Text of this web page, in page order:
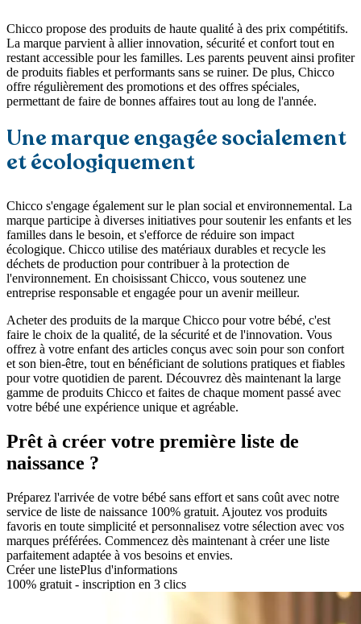
Chicco propose des produits de haute qualité à des prix compétitifs.
La marque parvient à allier innovation, sécurité et confort tout en
restant accessible pour les familles. Les parents peuvent ainsi profiter
de produits fiables et performants sans se ruiner. De plus, Chicco
offre régulièrement des promotions et des offres spéciales,
permettant de faire de bonnes affaires tout au long de l'année.
Une marque engagée socialement
et écologiquement
Chicco s'engage également sur le plan social et environnemental. La
marque participe à diverses initiatives pour soutenir les enfants et les
familles dans le besoin, et s'efforce de réduire son impact
écologique. Chicco utilise des matériaux durables et recycle les
déchets de production pour contribuer à la protection de
l'environnement. En choisissant Chicco, vous soutenez une
entreprise responsable et engagée pour un avenir meilleur.
Acheter des produits de la marque Chicco pour votre bébé, c'est
faire le choix de la qualité, de la sécurité et de l'innovation. Vous
offrez à votre enfant des articles conçus avec soin pour son confort
et son bien-être, tout en bénéficiant de solutions pratiques et fiables
pour votre quotidien de parent. Découvrez dès maintenant la large
gamme de produits Chicco et faites de chaque moment passé avec
votre bébé une expérience unique et agréable.
Prêt à créer votre première liste de
naissance ?
Préparez l'arrivée de votre bébé sans effort et sans coût avec notre
service de liste de naissance 100% gratuit. Ajoutez vos produits
favoris en toute simplicité et personnalisez votre sélection avec vos
marques préférées. Commencez dès maintenant à créer une liste
parfaitement adaptée à vos besoins et envies.
Créer une listePlus d'informations
100% gratuit - inscription en 3 clics